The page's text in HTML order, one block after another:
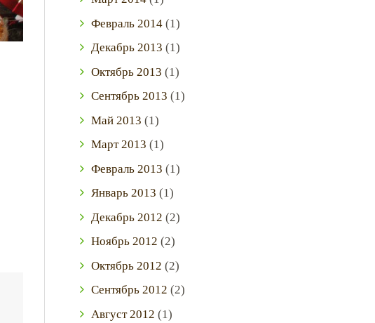
Февраль 2014(1)
Декабрь 2013 (1)
Октябрь 2013 (1)
Сентябрь 2013 (1)
Май 2013 (1)
Март2013 (1)
Февраль 2013 (1)
Январь 2013 (1)
Декабрь 2012 (2)
Ноябрь 2012 (2)
Октябрь 2012 (2)
Сентябрь 2012 (2)
Август 2012 (1)